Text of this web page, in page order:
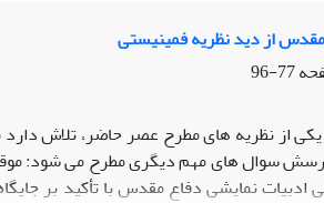
از دید نظریه فمینیستی
77-96
از نظریه های مطرح عصر حاضر، تلاش
سوال های مهم دیگری مطرح می شود:
ادبیات نمایشی دفاع مقدس با تأکید بر